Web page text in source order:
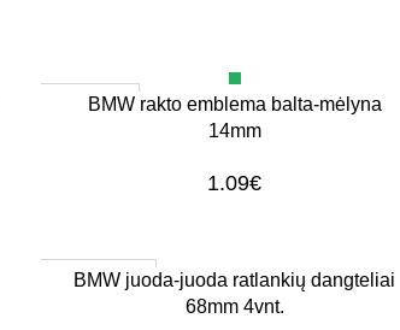
Išparduota
DAUGIAUBMW rakto emblema balta-mėlyna
14mm
1.09€
1–3 d. d.
Į KREPŠELĮ
BMW juoda-juoda ratlankių dangteliai
68mm 4vnt.